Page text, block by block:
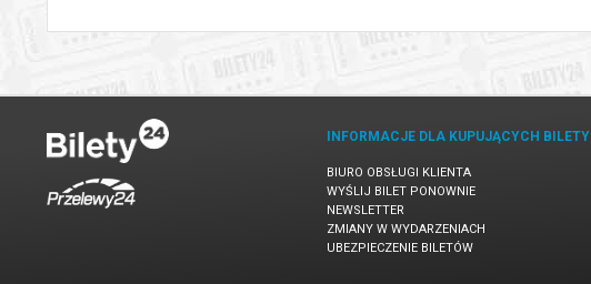
INFORMACJE DLA KUPUJĄCYCH BILETY
BIURO OBSŁUGI KLIENTA
WYŚLIJ BILET PONOWNIE
NEWSLETTER
ZMIANY W WYDARZENIACH
UBEZPIECZENIE BILETÓW